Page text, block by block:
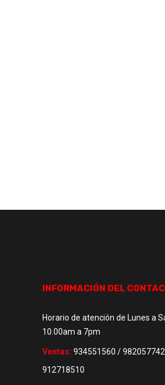
INFORMACIÓN DEL
Horario de atención de Lunes a
10.00am a 7pm
Ventas: 934551560 /
912718510